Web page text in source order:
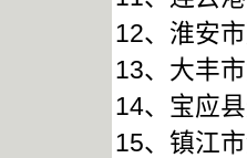
12、淮安
13、大丰
14、宝应
15、镇江